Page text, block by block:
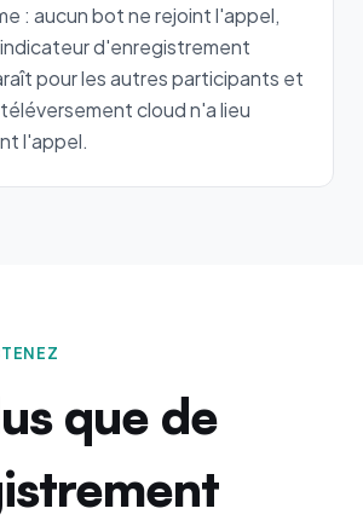
: aucun bot ne rejoint l'appel,
d'enregistrement
pour les autres participants et
cloud n'a lieu
l'appel.
que de